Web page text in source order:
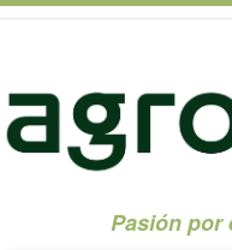
Pasión por